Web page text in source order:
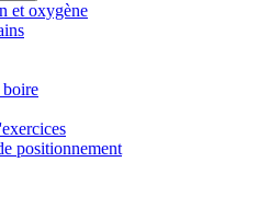
et oxygène
boire
positionnement